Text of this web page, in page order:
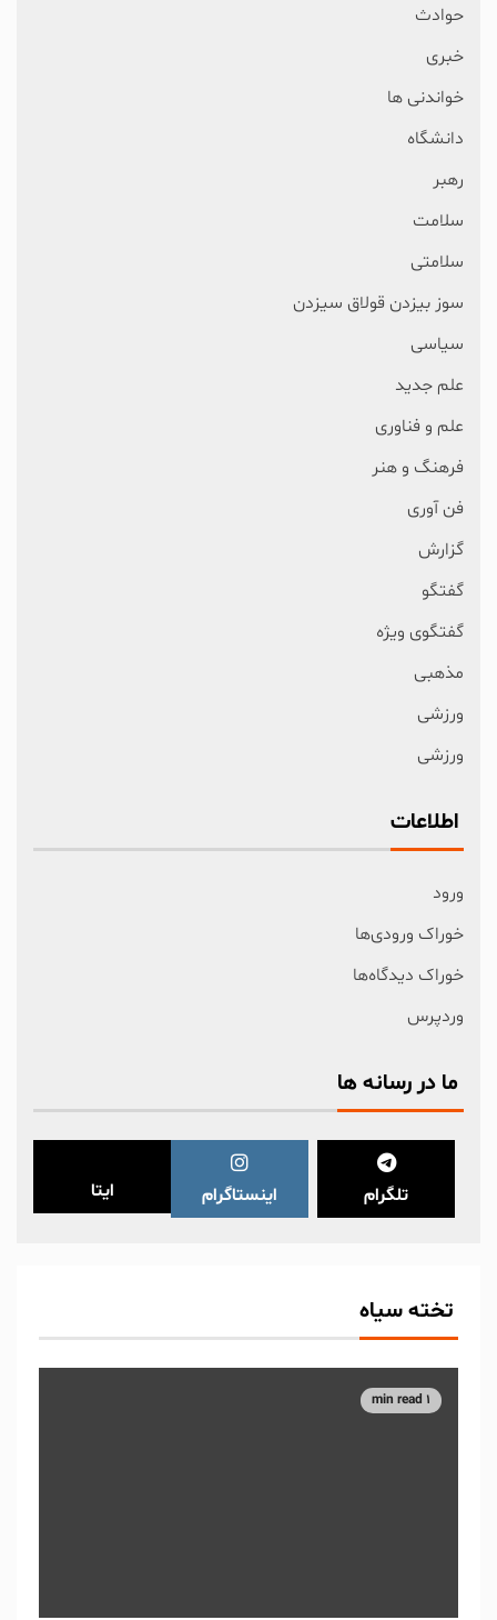
حوادث
خبری
خواندنی ها
دانشگاه
رهبر
سلامت
سلامتی
سوز بیزدن قولاق سیزدن
سیاسی
علم جدید
علم و فناوری
فرهنگ و هنر
فن آوری
گزارش
گفتگو
گفتگوی ویژه
مذهبی
ورزشی
ورزشی
اطلاعات
ورود
خوراک ورودی‌ها
خوراک دیدگاه‌ها
وردپرس
ما در رسانه ها
تلگرام اینستاگرام ایتا
تخته سیاه
1 min read